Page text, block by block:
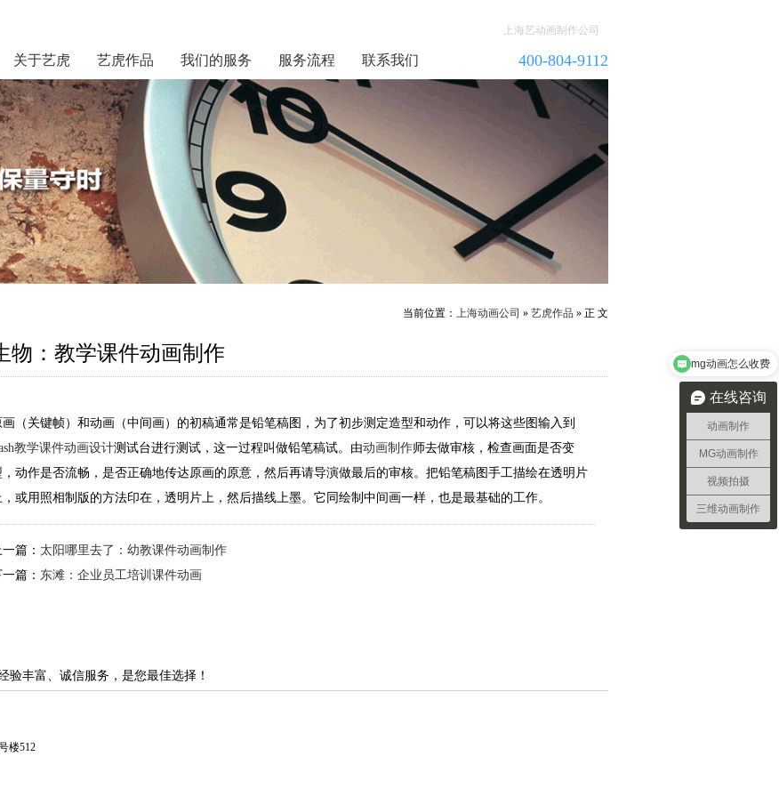
上海艺动画制作公司
关于艺虎 艺虎作品 我们的服务 服务流程 联系我们 400-804-9112
当前位置： 上海动画公司 » 艺虎作品 » 正 文
物：教学课件动画制作
画（关键帧）和动画（中间画）的初稿通常是铅笔稿图，为了初步测定造型和动作，可以将这些图输入到
教学课件动画设计测试台进行测试，这一过程叫做铅笔稿试。由动画制作师去做审核，检查画面是否变
，动作是否流畅，是否正确地传达原画的原意，然后再请导演做最后的审核。把铅笔稿图手工描绘在透明片
，或用照相制版的方法印在，透明片上，然后描线上墨。它同绘制中间画一样，也是最基础的工作。
篇： 太阳哪里去了：幼教课件动画制作
篇： 东滩：企业员工培训课件动画
验丰富、诚信服务，是您最佳选择！
楼512
在线咨询
动画制作
MG动画制作
视频拍摄
三维动画制作
mg动画怎么收费